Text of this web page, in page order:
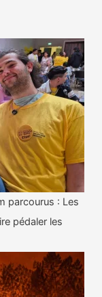
parcourus : Les
pédaler les